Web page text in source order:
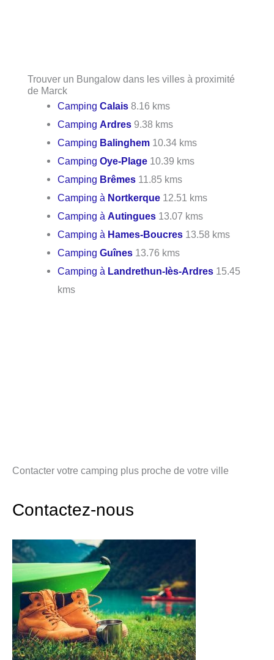
Trouver un Bungalow dans les villes à proximité
de Marck
CampingCalais 8.16 kms
CampingArdres 9.38 kms
Camping Balinghem 10.34 kms
CampingOye-Plage 10.39 kms
Camping Brêmes 11.85 kms
Camping à Nortkerque 12.51 kms
Camping àAutingues 13.07 kms
Camping à Hames-Boucres 13.58 kms
CampingGuînes 13.76 kms
Camping à Landrethun-lès-Ardres 15.45
kms
Contacter votre camping plus proche de votre ville
Contactez-nous